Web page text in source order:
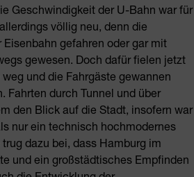
Geschwindigkeit der U-Bahn war für
völlig neu, denn die
gefahren oder gar mit
gewesen. Doch dafür fielen jetzt
und die Fahrgäste gewannen
Fahrten durch Tunnel und über
den Blick auf die Stadt, insofern war
nur ein technisch hochmodernes
dazu bei, dass Hamburg im
und ein großstädtisches Empfinden